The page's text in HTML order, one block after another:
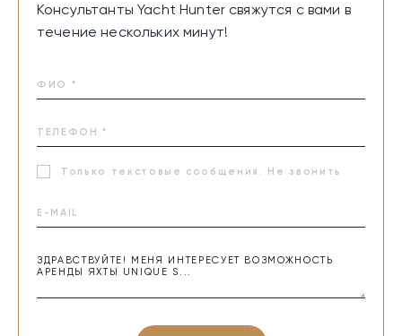
Консультанты Yacht Hunter свяжутся с вами в
течение нескольких минут!
Только текстовые сообщения. Не звонить